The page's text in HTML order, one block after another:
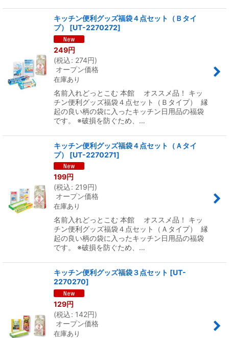
キッチン便利グッズ福袋４点セット（Ｂタイ
プ）
[UT-2270272]
249円
(税込: 274円)
オープン価格
在庫あり
名前入れどっとこむ 本館 オススメ品！ キッ
チン便利グッズ福袋４点セット（Ｂタイプ） 縁
起の良い柄の袋に入ったキッチン日用品の福袋
です。 ※破損を防ぐため、…
キッチン便利グッズ福袋４点セット（Ａタイ
プ）
[UT-2270271]
199円
(税込: 219円)
オープン価格
在庫あり
名前入れどっとこむ 本館 オススメ品！ キッ
チン便利グッズ福袋４点セット（Ａタイプ） 縁
起の良い柄の袋に入ったキッチン日用品の福袋
です。 ※破損を防ぐため、…
キッチン便利グッズ福袋３点セット [UT-
2270270]
129円
(税込: 142円)
オープン価格
在庫あり